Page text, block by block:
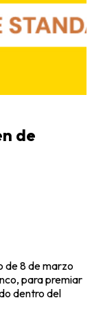
de
de 8 de marzo
para premiar
dentro del